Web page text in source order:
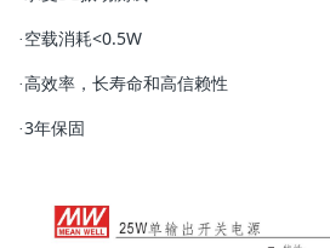
· 空载消耗<0.5W
·高效率，长寿命和高信赖性
·3年保固